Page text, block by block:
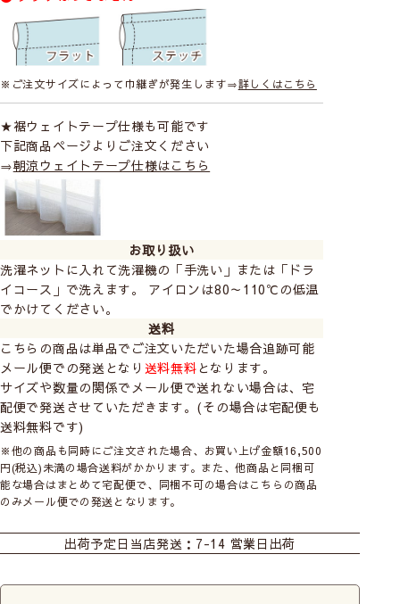
肌触りが柔らかで涼し気な優しい表情のレースカフェカ
ーテン。
※ご注文サイズによって巾継ぎが発生します⇒詳しくはこちら
★裾ウェイトテープ仕様も可能です
下記商品ページよりご注文ください
⇒朝涼ウェイトテープ仕様はこちら
お取り扱い
洗濯ネットに入れて洗濯機の「手洗い」または「ドラ
イコース」で洗えます。 アイロンは80～110℃の低温
でかけてください。
送料
こちらの商品は単品でご注文いただいた場合追跡可能
メール便での発送となり 送料無料となります。
サイズや数量の関係でメール便で送れない場合は、宅
配便で発送させていただきます。(その場合は宅配便も
送料無料です)
※他の商品も同時にご注文された場合、お買い上げ金額16,500
円(税込)未満の場合送料がかかります。また、他商品と同梱可
能な場合はまとめて宅配便で、同梱不可の場合はこちらの商品
のみメール便での発送となります。
裾ウェイトテープ
出荷予定日 当店発送：7-14 営業日出荷